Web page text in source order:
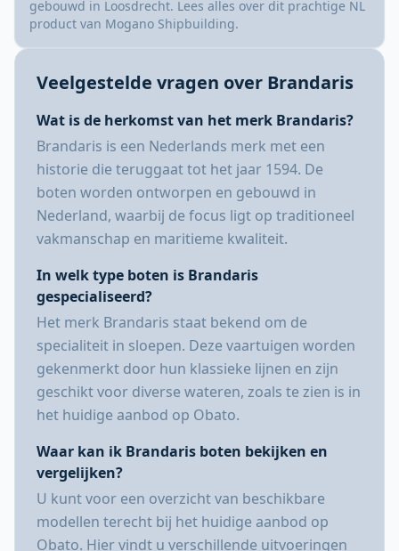
gebouwd in Loosdrecht. Lees alles over dit prachtige NL
product van Mogano Shipbuilding.
Veelgestelde vragen over Brandaris
Wat is de herkomst van het merk Brandaris?
Brandaris is een Nederlands merk met een
historie die teruggaat tot het jaar 1594. De
boten worden ontworpen en gebouwd in
Nederland, waarbij de focus ligt op traditioneel
vakmanschap en maritieme kwaliteit.
In welk type boten is Brandaris
gespecialiseerd?
Het merk Brandaris staat bekend om de
specialiteit in sloepen. Deze vaartuigen worden
gekenmerkt door hun klassieke lijnen en zijn
geschikt voor diverse wateren, zoals te zien is in
het huidige aanbod op Obato.
Waar kan ik Brandaris boten bekijken en
vergelijken?
U kunt voor een overzicht van beschikbare
modellen terecht bij het huidige aanbod op
Obato. Hier vindt u verschillende uitvoeringen